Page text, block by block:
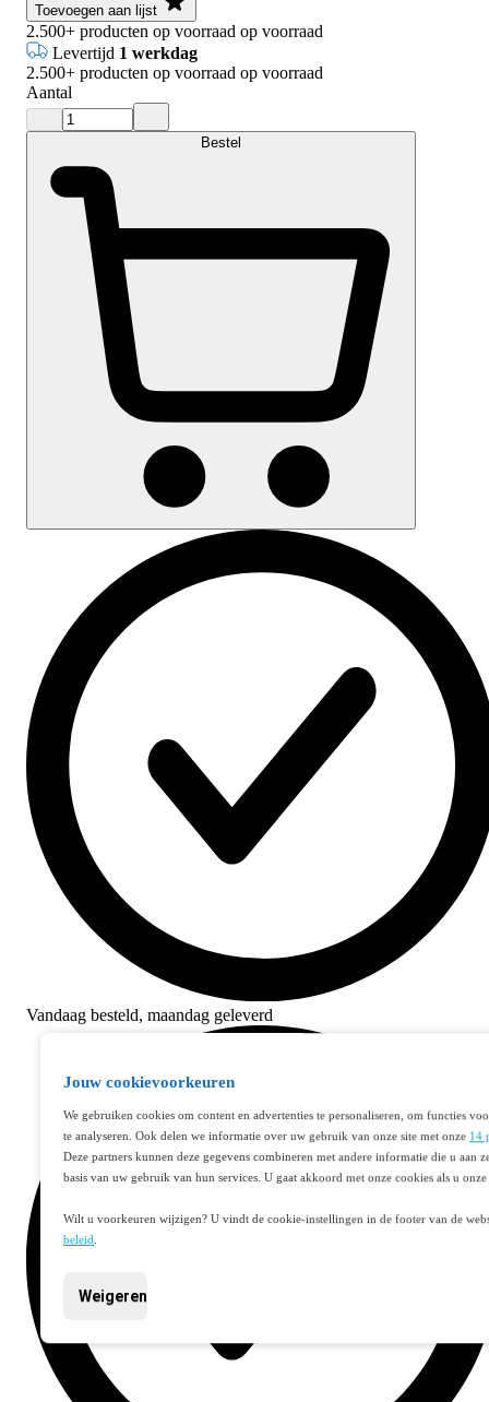
Jouw cookievoorkeuren
We gebruiken cookies om content en advertenties te personaliseren, om functies
te analyseren. Ook delen we informatie over uw gebruik van onze site met onze 14
Deze partners kunnen deze gegevens combineren met andere informatie die u aan
basis van uw gebruik van hun services. U gaat akkoord met onze cookies als u
Wilt u voorkeuren wijzigen? U vindt de cookie-instellingen in de footer van de
beleid
Weigeren
Toevoegen aan lijst
2.500+ producten op voorraad op voorraad
Levertijd 1 werkdag
2.500+ producten op voorraad op voorraad
Aantal
Bestel
Vandaag besteld, maandag geleverd